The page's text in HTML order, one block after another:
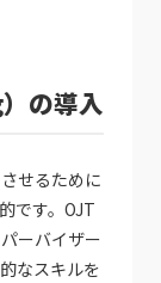
の導入
せるために
です。OJT
ーバイザー
なスキルを